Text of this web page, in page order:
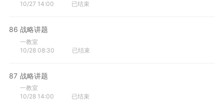
10/27 14:00 已结束
86 战略讲题
一教室
10/28 08:30
已结束
87 战略讲题
一教室
10/28 14:00
已结束